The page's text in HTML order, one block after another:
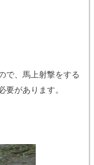
で、馬上射撃をする
があります。